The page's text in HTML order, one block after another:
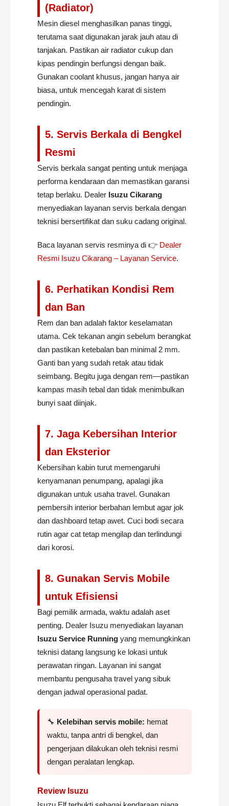
(Radiator)
Mesin diesel menghasilkan panas tinggi,
terutama saat digunakan jarak jauh atau di
tanjakan. Pastikan air radiator cukup dan
kipas pendingin berfungsi dengan baik.
Gunakan coolant khusus, jangan hanya air
biasa, untuk mencegah karat di sistem
pendingin.
5. Servis Berkala di Bengkel
Resmi
Servis berkala sangat penting untuk menjaga
performa kendaraan dan memastikan garansi
tetap berlaku. Dealer Isuzu Cikarang
menyediakan layanan servis berkala dengan
teknisi bersertifikat dan suku cadang original.
Baca layanan servis resminya di 👉 Dealer
Resmi Isuzu Cikarang – Layanan Service.
6. Perhatikan Kondisi Rem
dan Ban
Rem dan ban adalah faktor keselamatan
utama. Cek tekanan angin sebelum berangkat
dan pastikan ketebalan ban minimal 2 mm.
Ganti ban yang sudah retak atau tidak
seimbang. Begitu juga dengan rem—pastikan
kampas masih tebal dan tidak menimbulkan
bunyi saat diinjak.
7. Jaga Kebersihan Interior
dan Eksterior
Kebersihan kabin turut memengaruhi
kenyamanan penumpang, apalagi jika
digunakan untuk usaha travel. Gunakan
pembersih interior berbahan lembut agar jok
dan dashboard tetap awet. Cuci bodi secara
rutin agar cat tetap mengilap dan terlindungi
dari korosi.
8. Gunakan Servis Mobile
untuk Efisiensi
Bagi pemilik armada, waktu adalah aset
penting. Dealer Isuzu menyediakan layanan
Isuzu Service Running yang memungkinkan
teknisi datang langsung ke lokasi untuk
perawatan ringan. Layanan ini sangat
membantu pengusaha travel yang sibuk
dengan jadwal operasional padat.
🔧 Kelebihan servis mobile: hemat
waktu, tanpa antri di bengkel, dan
pengerjaan dilakukan oleh teknisi resmi
dengan peralatan lengkap.
Review Isuzu